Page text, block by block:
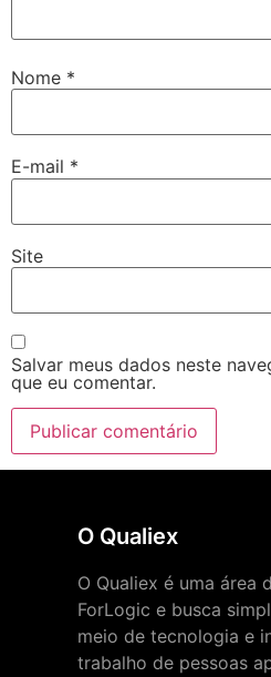
Nome *
E-mail *
Site
Salvar meus dados neste
que eu comentar.
O Qualiex
O Qualiex é uma área
ForLogic e busca
meio de tecnologia e
trabalho de pessoas